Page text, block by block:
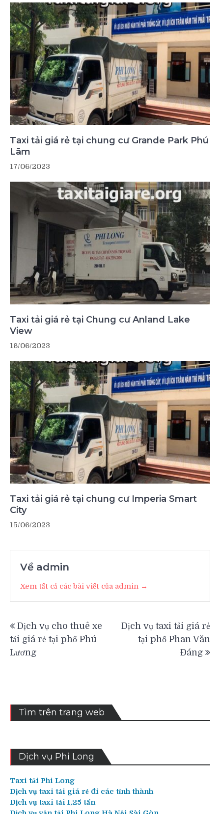
Taxi tải giá rẻ tại chung cư Grande Park Phú
Lãm
17/06/2023
Taxi tải giá rẻ tại Chung cư Anland Lake
View
16/06/2023
Taxi tải giá rẻ tại chung cư Imperia Smart
City
15/06/2023
Về admin
Xem tất cả các bài viết của admin →
hướng
bài
Dịch vụ cho thuê xe
tải giá rẻ tại phố Phú
Lương
Dịch vụ taxi tải giá rẻ
tại phố Phan Văn
Đáng
Tìm trên trang web
Dịch vụ Phi Long
Taxi tải Phi Long
Dịch vụ taxi tải giá rẻ đi các tỉnh thành
Dịch vụ taxi tải 1,25 tấn